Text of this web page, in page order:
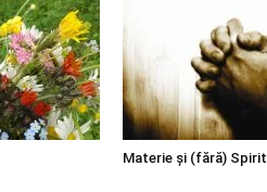
Materie şi (fără) Spirit